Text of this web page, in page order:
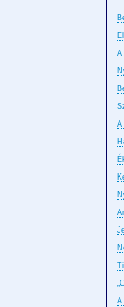
A
A
A